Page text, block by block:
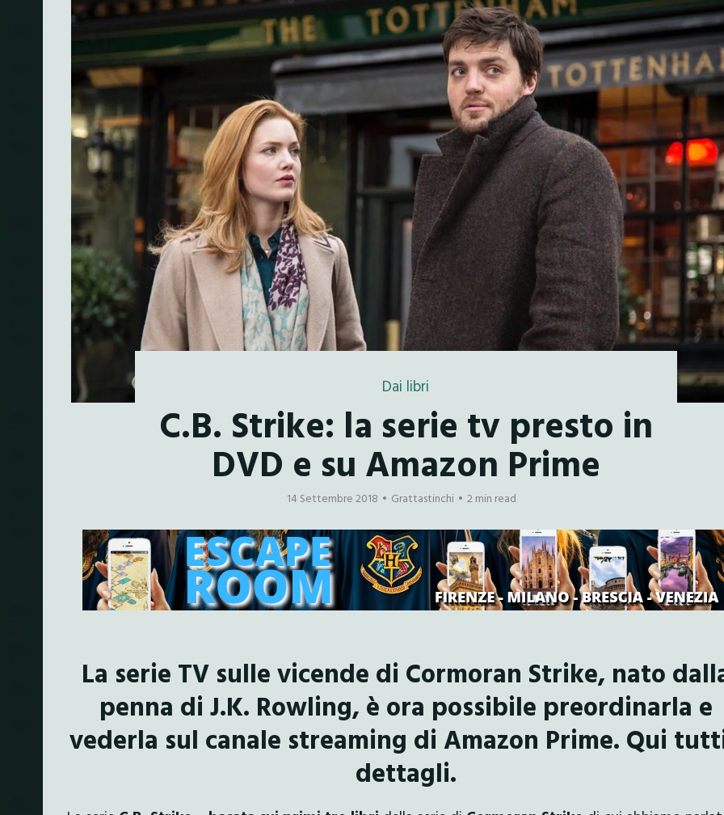
Dai libri
C.B. Strike: la serie tv presto in
DVD e su Amazon Prime
14 Settembre 2018 Grattastinchi 2 min read
La serie TV sulle vicende di Cormoran Strike, nato
penna di J.K. Rowling, è ora possibile preordinarla e
vederla sul canale streaming di Amazon Prime. Qui
dettagli.